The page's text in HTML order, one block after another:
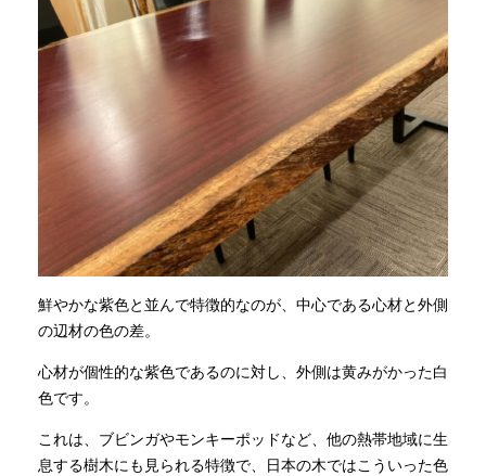
鮮やかな紫色と並んで特徴的なのが、中心である心材と外側
の辺材の色の差。
心材が個性的な紫色であるのに対し、外側は黄みがかった白
色です。
これは、ブビンガやモンキーポッドなど、他の熱帯地域に生
息する樹木にも見られる特徴で、日本の木ではこういった色